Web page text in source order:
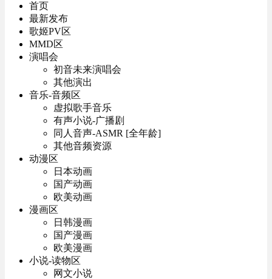
首页
最新发布
歌姬PV区
MMD区
演唱会
初音未来演唱会
其他演出
音乐-音频区
虚拟歌手音乐
有声小说-广播剧
同人音声-ASMR [全年龄]
其他音频资源
动漫区
日本动画
国产动画
欧美动画
漫画区
日韩漫画
国产漫画
欧美漫画
小说-读物区
网文小说